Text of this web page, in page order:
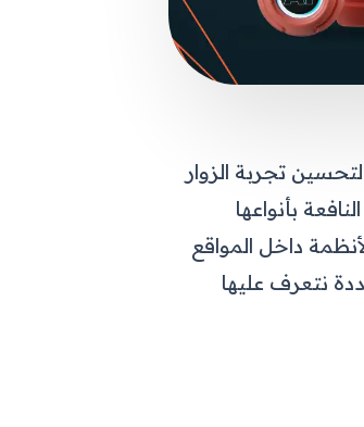
تجربة الزوار
بأنواعها
داخل المواقع
نتعرف عليها